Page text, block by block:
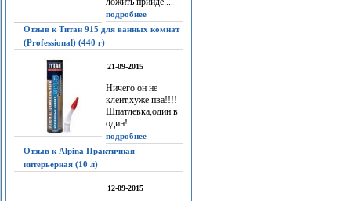
подробнее
Отзыв к Титан 915 для ванных комнат
(Professional) (440 г)
21-09-2015
Ничего он не
клеит,хуже пва!!!!
Шпатлевка,один в
один!
подробнее
Отзыв к Alpina Практичная
интерьерная (10 л)
12-09-2015